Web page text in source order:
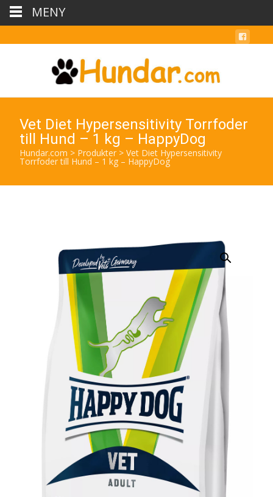
Vet Diet Hypersensitivity Torrfoder
till Hund – 1 kg – HappyDog
Hundar.com > Produkter > Vet Diet Hypersensitivity
Torrfoder till Hund – 1 kg – HappyDog
MENY